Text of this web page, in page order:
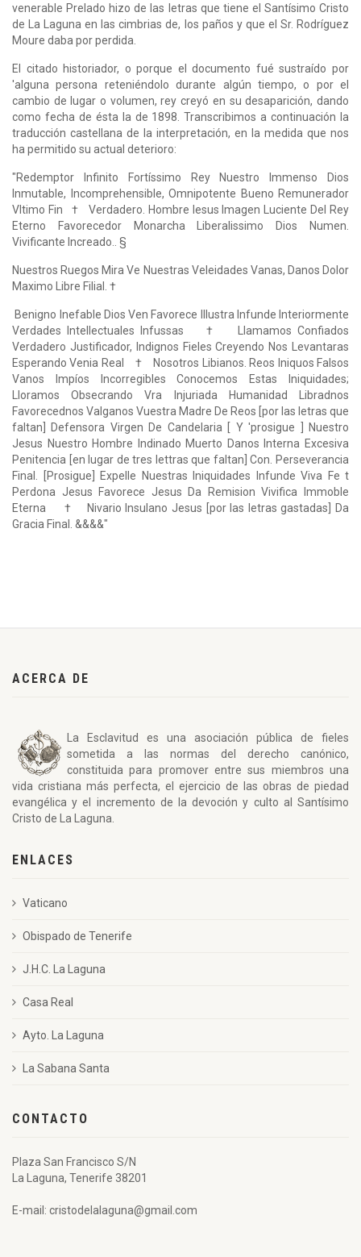
venerable Prelado hizo de las letras que tiene el Santísimo Cristo
de La Laguna en las cimbrias de, los paños y que el Sr. Rodríguez
Moure daba por perdida.
El citado historiador, o porque el documento fué sustraído por
'alguna persona reteniéndolo durante algún tiempo, o por el
cambio de lugar o volumen, rey creyó en su desaparición, dando
como fecha de ésta la de 1898. Transcribimos a continuación la
traducción castellana de la interpretación, en la medida que nos
ha permitido su actual deterioro:
"Redemptor Infinito Fortíssimo Rey Nuestro Immenso Dios
Inmutable, Incomprehensible, Omnipotente Bueno Remunerador
Vltimo Fin † Verdadero. Hombre Iesus Imagen Luciente Del Rey
Eterno Favorecedor Monarcha Liberalissimo Dios Numen.
Vivificante Increado.. §
Nuestros Ruegos Mira Ve Nuestras Veleidades Vanas, Danos Dolor
Maximo Libre Filial. †
Benigno Inefable Dios Ven Favorece Illustra Infunde Interiormente
Verdades Intellectuales Infussas † Llamamos Confiados
Verdadero Justificador, Indignos Fieles Creyendo Nos Levantaras
Esperando Venia Real † Nosotros Libianos. Reos Iniquos Falsos
Vanos Impíos Incorregibles Conocemos Estas Iniquidades;
Lloramos Obsecrando Vra Injuriada Humanidad Libradnos
Favorecednos Valganos Vuestra Madre De Reos [por las letras que
faltan] Defensora Virgen De Candelaria [ Y 'prosigue ] Nuestro
Jesus Nuestro Hombre Indinado Muerto Danos Interna Excesiva
Penitencia [en lugar de tres lettras que faltan] Con. Perseverancia
Final. [Prosigue] Expelle Nuestras Iniquidades Infunde Viva Fe t
Perdona Jesus Favorece Jesus Da Remision Vivifica Immoble
Eterna † Nivario Insulano Jesus [por las letras gastadas] Da
Gracia Final. &&&&"
ACERCA DE
La Esclavitud es una asociación pública de fieles
sometida a las normas del derecho canónico,
constituida para promover entre sus miembros una
vida cristiana más perfecta, el ejercicio de las obras de piedad
evangélica y el incremento de la devoción y culto al Santísimo
Cristo de La Laguna.
ENLACES
Vaticano
Obispado de Tenerife
J.H.C. La Laguna
Casa Real
Ayto. La Laguna
La Sabana Santa
CONTACTO
Plaza San Francisco S/N
La Laguna, Tenerife 38201
E-mail: cristodelalaguna@gmail.com